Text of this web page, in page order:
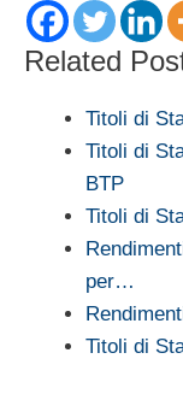
Related
Titoli di
Titoli di
BTP
Titoli di
per…
Titoli di